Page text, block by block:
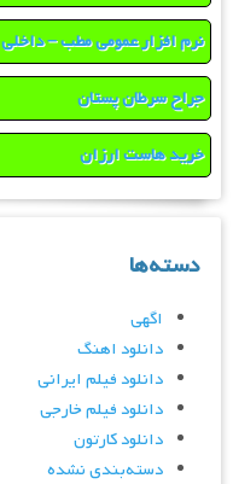
نرم افزار عمومی مطب – داخلی
جراح سرطان پستان
خرید هاست ارزان
دسته‌ها
اگهی
دانلود اهنگ
دانلود فیلم ایرانی
دانلود فیلم خارجی
دانلود کارتون
دسته‌بندی نشده